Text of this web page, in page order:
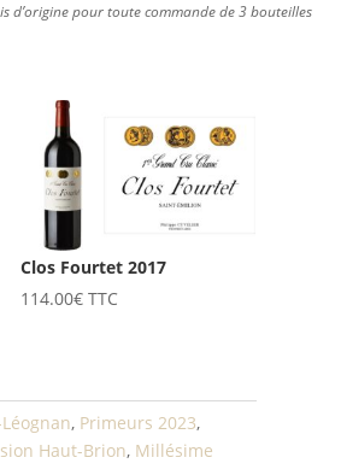
d’origine pour toute commande de 3 bouteilles
Clos Fourtet 2017
114.00€ TTC
, Primeurs 2023,
Haut-Brion, Millésime